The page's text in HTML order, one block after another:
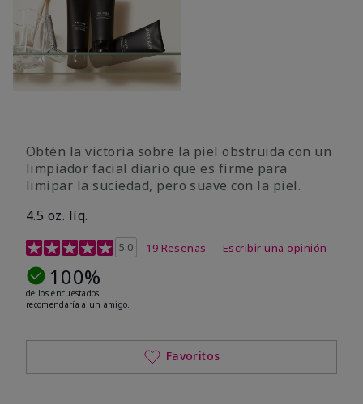
Obtén la victoria sobre la piel obstruida con un
limpiador facial diario que es firme para
limipar la suciedad, pero suave con la piel.
4.5 oz. líq.
Calificación de clientes de 5 de 5
5.0 19 Reseñas Escribir una opinión
100%
de los encuestados
recomendaría a un amigo.
Favoritos